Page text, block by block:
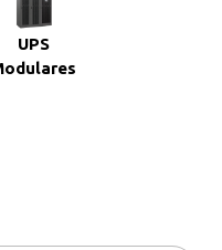
UPS